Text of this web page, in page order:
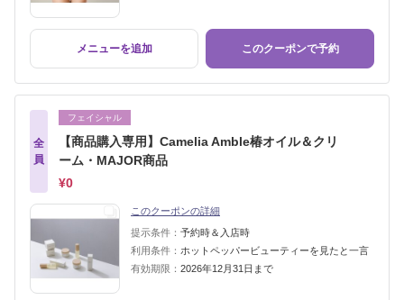
メニューを追加 このクーポンで予約
全
員
フェイシャル
【商品購入専用】Camelia Amble椿オイル＆クリ
ーム・MAJOR商品
¥0
このクーポンの詳細
提示条件： 予約時＆入店時
利用条件： ホットペッパービューティーを見たと一言
有効期限： 2026年12月31日まで